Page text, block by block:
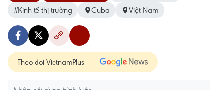
#Kinh tế thị trường
Cuba Việt Nam
Theo dõi VietnamPlus